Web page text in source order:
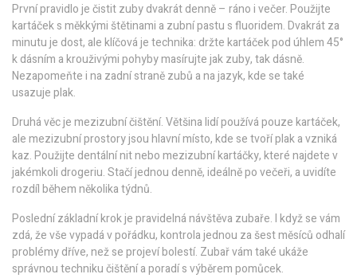
První pravidlo je čistit zuby dvakrát denně – ráno i večer. Použijte
kartáček s měkkými štětinami a zubní pastu s fluoridem. Dvakrát za
minutu je dost, ale klíčová je technika: držte kartáček pod úhlem 45°
k dásním a krouživými pohyby masírujte jak zuby, tak dásně.
Nezapomeňte i na zadní straně zubů a na jazyk, kde se také
usazuje plak.
Druhá věc je mezizubní čištění. Většina lidí používá pouze kartáček,
ale mezizubní prostory jsou hlavní místo, kde se tvoří plak a vzniká
kaz. Použijte dentální nit nebo mezizubní kartáčky, které najdete v
jakémkoli drogeriu. Stačí jednou denně, ideálně po večeři, a uvidíte
rozdíl během několika týdnů.
Poslední základní krok je pravidelná návštěva zubaře. I když se vám
zdá, že vše vypadá v pořádku, kontrola jednou za šest měsíců odhalí
problémy dříve, než se projeví bolestí. Zubař vám také ukáže
správnou techniku čištění a poradí s výběrem pomůcek.